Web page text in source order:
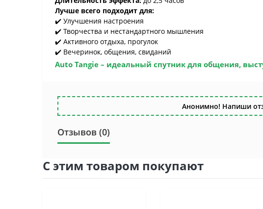
Лучше всего подходит для:
✔️ Улучшения настроения
✔️ Творчества и нестандартного мышления
✔️ Активного отдыха, прогулок
✔️ Вечеринок, общения, свиданий
Auto Tangie – идеальный спутник для общения,
Анонимно! Напиши
Отзывов (0)
С этим товаром покупают